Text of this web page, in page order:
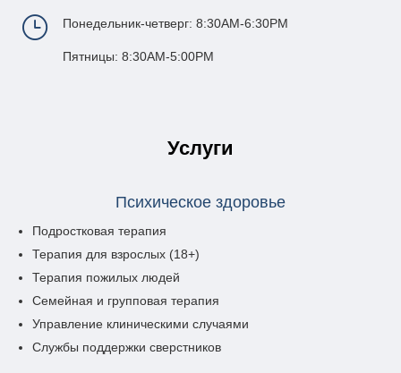
} Понедельник-четверг: 8:30AM-6:30PM
Пятницы: 8:30AM-5:00PM
Услуги
Психическое здоровье
Подростковая терапия
Терапия для взрослых (18+)
Терапия пожилых людей
Семейная и групповая терапия
Управление клиническими случаями
Службы поддержки сверстников